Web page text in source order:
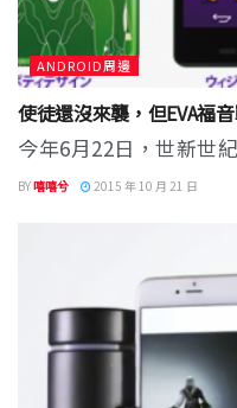
ANDROID周邊
使徒還沒來襲，但EVA福
今年6月22日，世新世
BY嘻嘻兮 2015 年 10 月 21 日